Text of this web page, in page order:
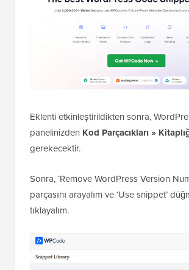
panelinizdenKod Parçacıkları»
gerekecektir.
parçasını arayalım ve ‘Use snippet’
tıklayalım.